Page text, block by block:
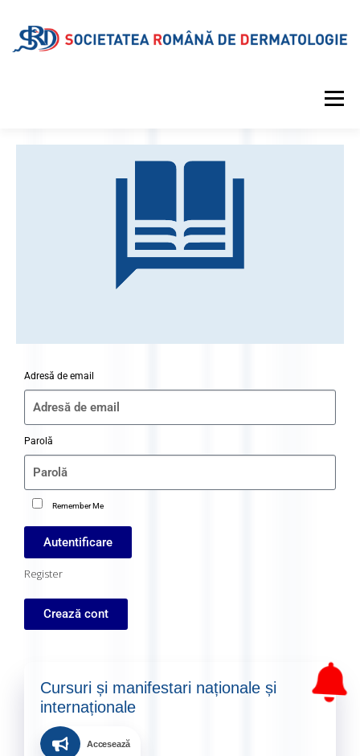
Meniu
CALENDAR EVENIMENTE
PROIECTE EDITORIALE INFORMAȚII MEDICALE
REVISTA
Adresă de email
Parolă
Remember Me
Autentificare
Register
Crează cont
Cursuri și manifestari naționale și
internaționale​
Accesează